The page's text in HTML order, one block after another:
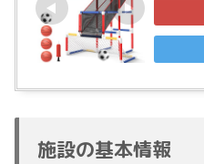
施設の基本情報